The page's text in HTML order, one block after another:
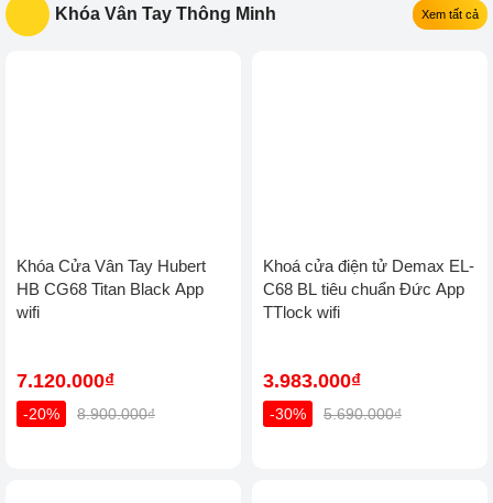
Khóa Vân Tay Thông Minh Xem tất cả
Khóa Cửa Vân Tay Hubert
HB CG68 Titan Black App
wifi
7.120.000₫
-20% 8.900.000₫
Khoá cửa điện tử Demax EL-
C68 BL tiêu chuẩn Đức App
TTlock wifi
3.983.000₫
-30% 5.690.000₫